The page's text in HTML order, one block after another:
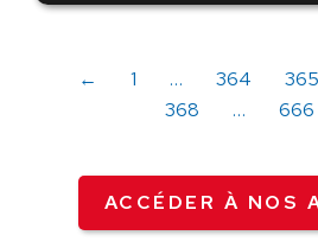
← 1 … 364 365
368
… 666
ACCÉDER À NOS